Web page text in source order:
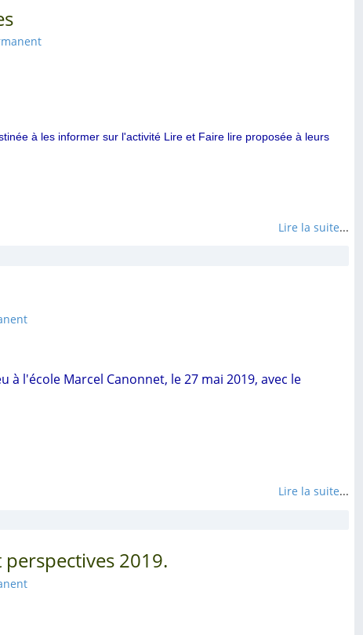
à les informer sur l'activité Lire et Faire lire proposée à leurs
Lire la suite...
l'école Marcel Canonnet, le 27 mai 2019, avec le
Lire la suite...
2019.